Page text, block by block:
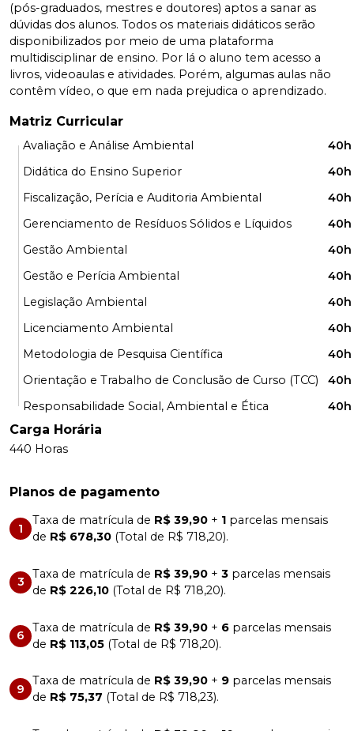
(pós-graduados, mestres e doutores) aptos a sanar as
dúvidas dos alunos. Todos os materiais didáticos serão
disponibilizados por meio de uma plataforma
multidisciplinar de ensino. Por lá o aluno tem acesso a
livros, videoaulas e atividades. Porém, algumas aulas não
contêm vídeo, o que em nada prejudica o aprendizado.
Matriz Curricular
Avaliação e Análise Ambiental
40h
Didática do Ensino Superior
40h
Fiscalização, Perícia e Auditoria Ambiental
40h
Gerenciamento de Resíduos Sólidos e Líquidos
40h
Gestão Ambiental
40h
Gestão e Perícia Ambiental
40h
Legislação Ambiental
40h
Licenciamento Ambiental
40h
Metodologia de Pesquisa Científica
40h
Orientação e Trabalho de Conclusão de Curso (TCC)
40h
Responsabilidade Social, Ambiental e Ética
40h
Carga Horária
440 Horas
Planos de pagamento
1
Taxa de matrícula de R$ 39,90+ 1parcelas mensais
de R$ 678,30(Total de R$ 718,20).
3
Taxa de matrícula de R$ 39,90+ 3parcelas mensais
de R$ 226,10(Total de R$ 718,20).
6
Taxa de matrícula de R$ 39,90+ 6parcelas mensais
de R$ 113,05(Total de R$ 718,20).
9
Taxa de matrícula de R$ 39,90+ 9parcelas mensais
de R$ 75,37 (Total de R$ 718,23).